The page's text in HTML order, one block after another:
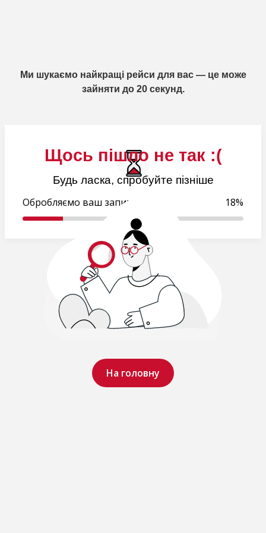
Щось пішло не так :(
Будь ласка, спробуйте пізніше
На головну
Ми шукаємо найкращі рейси для вас — це може
зайняти до 20 секунд.
Обробляємо ваш запит.. 19%